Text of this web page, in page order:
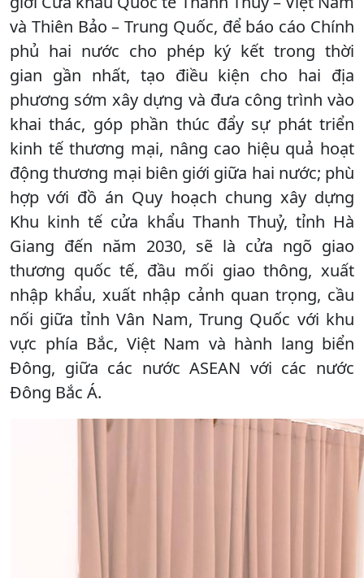
và Thiên Bảo – Trung Quốc, để báo cáo Chính
phủ hai nước cho phép ký kết trong thời
gian gần nhất, tạo điều kiện cho hai địa
phương sớm xây dựng và đưa công trình vào
khai thác, góp phần thúc đẩy sự phát triển
kinh tế thương mại, nâng cao hiệu quả hoạt
động thương mại biên giới giữa hai nước; phù
hợp với đồ án Quy hoạch chung xây dựng
Khu kinh tế cửa khẩu Thanh Thuỷ, tỉnh Hà
Giang đến năm 2030, sẽ là cửa ngõ giao
thương quốc tế, đầu mối giao thông, xuất
nhập khẩu, xuất nhập cảnh quan trọng, cầu
nối giữa tỉnh Vân Nam, Trung Quốc với khu
vực phía Bắc, Việt Nam và hành lang biển
Đông, giữa các nước ASEAN với các nước
Đông Bắc Á.